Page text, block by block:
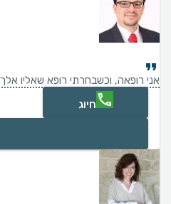
אני רופאה, וכשבחרתי רופא שאליו
חיוג